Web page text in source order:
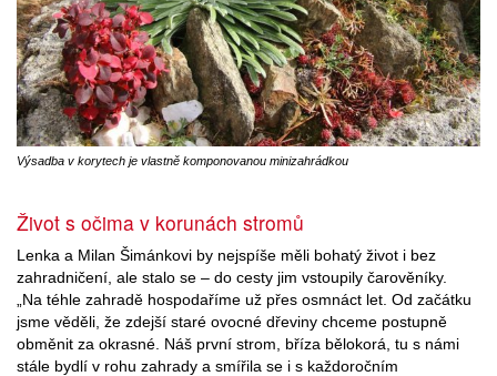
Výsadba v korytech je vlastně komponovanou minizahrádkou
Život s očima v korunách stromů
Lenka a Milan Šimánkovi by nejspíše měli bohatý život i bez
zahradničení, ale stalo se – do cesty jim vstoupily čarověníky.
„Na téhle zahradě hospodaříme už přes osmnáct let. Od začátku
jsme věděli, že zdejší staré ovocné dřeviny chceme postupně
obměnit za okrasné. Náš první strom, bříza bělokorá, tu s námi
stále bydlí v rohu zahrady a smířila se i s každoročním